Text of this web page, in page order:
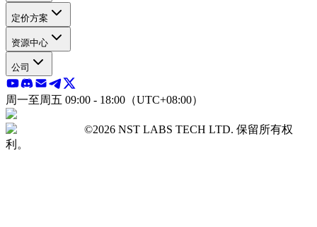
定价方案
资源中心
公司
周一至周五 09:00 - 18:00（UTC+08:00）
©2026 NST LABS TECH LTD. 保留所有权
利。